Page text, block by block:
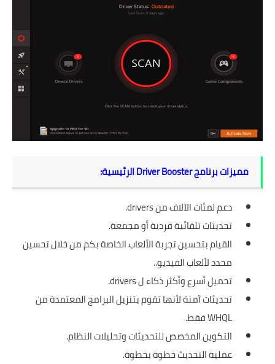
مميزات برنامج Driver Booster الرئيسية:
دعم لمئات الآلاف من drivers.
تحديثات تلقائية فردية أو مجمعة.
القيام بتحسين تجربة الألعاب الخاصة بكم من خلال تحسين
محدد لألعاب الفيديو..
تحميل أسرع وأكثر ذكاء ل drivers.
تحديثات آمنة لأنها تقوم بتنزيل البرامج المعتمدة من
WHQL فقط.
التكوين المخصص للتحديثات وتحليلات النظام.
عملية التحديث خطوة بخطوة.